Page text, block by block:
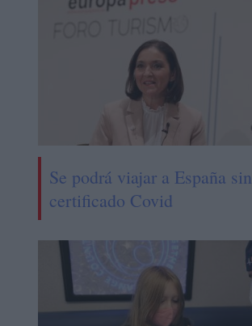
Se podrá viajar a España sin
certificado Covid